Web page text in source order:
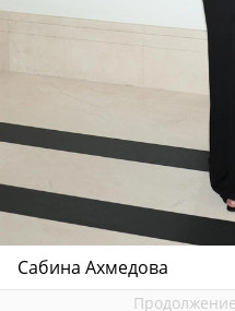
Сабина Ахмедова